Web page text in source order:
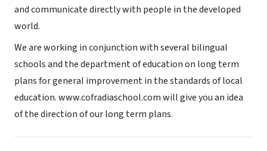
and communicate directly with people in the developed
world.
We are working in conjunction with several bilingual
schools and the department of education on long term
plans for general improvement in the standards of local
education. www.cofradiaschool.com will give you an idea
of the direction of our long term plans.